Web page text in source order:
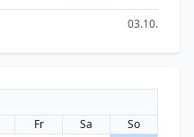
03.10.
Fr Sa
So